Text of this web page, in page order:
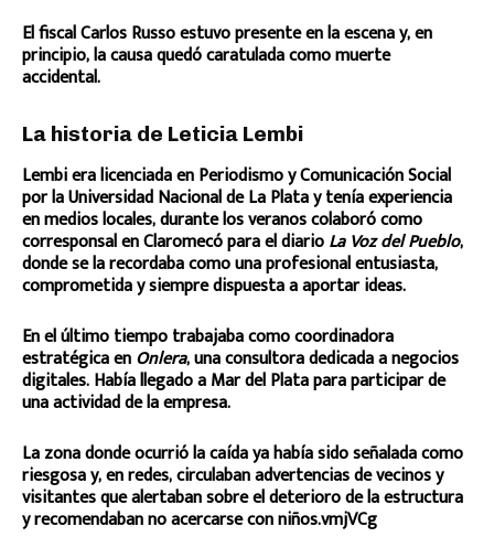
El fiscal Carlos Russo estuvo presente en la escena y, en
principio, la causa quedó caratulada como muerte
accidental.
La historia de Leticia Lembi
Lembi era licenciada en Periodismo y Comunicación Social
por la Universidad Nacional de La Plata y tenía experiencia
en medios locales, durante los veranos colaboró como
corresponsal en Claromecó para el diarioLa Voz del Pueblo,
donde se la recordaba como una profesional entusiasta,
comprometida y siempre dispuesta a aportar ideas.
En el último tiempo trabajaba como coordinadora
estratégica enOnlera, una consultora dedicada a negocios
digitales. Había llegado a Mar del Plata para participar de
una actividad de la empresa.
La zona donde ocurrió la caída ya había sido señalada como
riesgosa y, en redes, circulaban advertencias de vecinos y
visitantes que alertaban sobre el deterioro de la estructura
y recomendaban no acercarse con niños.vmjVCg